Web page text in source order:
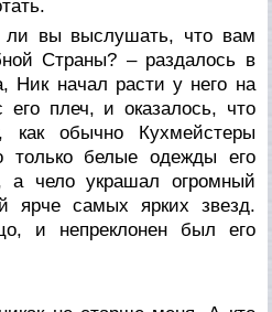
ли вы выслушать, что вам
Страны? – раздалось в
Ник начал расти у него на
плеч, и оказалось, что
обычно Кухмейстеры
белые одежды его
а чело украшал огромный
ярче самых ярких звезд.
и непреклонен был его